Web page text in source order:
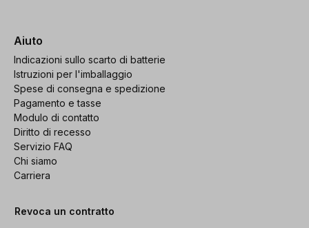
Aiuto
Indicazioni sullo scarto di batterie
Istruzioni per l'imballaggio
Spese di consegna e spedizione
Pagamento e tasse
Modulo di contatto
Diritto di recesso
Servizio FAQ
Chi siamo
Carriera
Revoca un contratto